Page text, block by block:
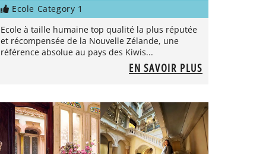
Ecole Category 1
Ecole à taille humaine top qualité la plus réputée
et récompensée de la Nouvelle Zélande, une
référence absolue au pays des Kiwis...
EN SAVOIR PLUS